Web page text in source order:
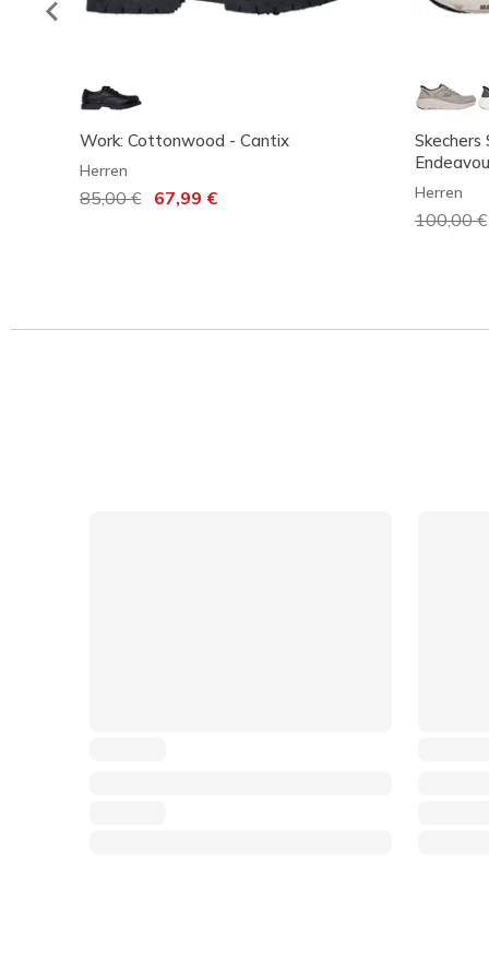
Work: Cottonwood - Cantix
Herren
Reduziert von
85,00 € auf
67,99 €
Skechers
Herren
100,00 €